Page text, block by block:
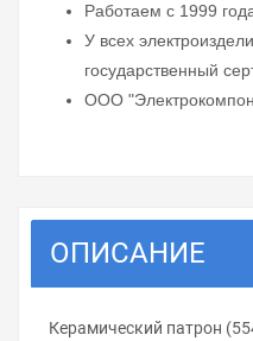
Работаем с 1999
У всех
государственный
ООО
ОПИСАНИЕ
Керамический патрон